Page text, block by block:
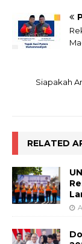
Siapakah
RELATED